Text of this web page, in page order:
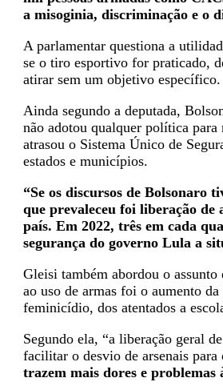
a misoginia, discriminação e o
A parlamentar questiona a
se o tiro esportivo for praticado,
atirar sem um objetivo específico.
Ainda segundo a deputada,
não adotou qualquer política
atrasou o Sistema Único de
estados e municípios.
“Se os discursos de Bolsonaro
que prevaleceu foi liberação de
país. Em 2022, três em cada
segurança do governo Lula a
Gleisi também abordou o
ao uso de armas foi o aumento
feminicídio, dos atentados a
Segundo ela, “a liberação geral
facilitar o desvio de arsenais
trazem mais dores e problemas